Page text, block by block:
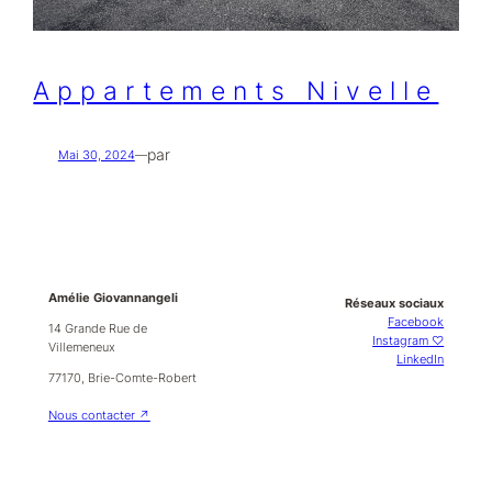
Appartements Nivelle
Mai 30, 2024—par
Amélie Giovannangeli
14 Grande Rue de
Villemeneux
77170, Brie-Comte-Robert
Nous contacter ↗
Réseaux sociaux
Facebook
Instagram ♡
LinkedIn